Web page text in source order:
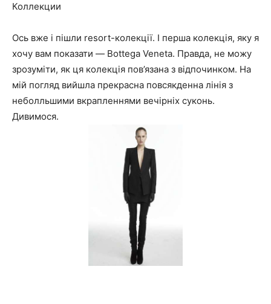
Коллекции
Ось вже і пішли resort-колекції. І перша колекція, яку я
хочу вам показати — Bottega Veneta. Правда, не можу
зрозуміти, як ця колекція пов’язана з відпочинком. На
мій погляд вийшла прекрасна повсякденна лінія з
неболльшими вкрапленнями вечірніх суконь.
Дивимося.